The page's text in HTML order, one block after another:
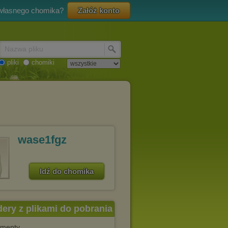
chomika? Załóż konto
pliki chomiki
wase1fgz
Idź do chomika
z plikami do pobrania